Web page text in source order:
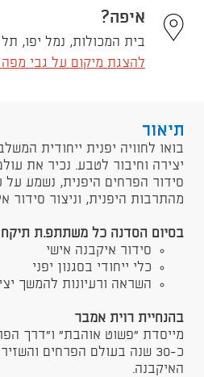
איפה?
בית המכולות, נמל יפו,
להצגת מיקום על גבי
תיאור
​בואו לחוויה יפנית ייחודית
יצירה וחיבור לטבע. נכיר את
סידור הפרחים היפנית, נשמע על
מהתרבות היפנית, וניצור סידור
בסיום הסדנה כל משתתפ.ת
סידור איקבנה אישי
כלי ייחודי בסגנון יפני
השראה ורעיונות להמשך
בהנחיית רוית אמבר
מייסדת "פשוט אוהבת" ו"דרך
כ-30 שנה בעולם הפרחים
האיקבנה.